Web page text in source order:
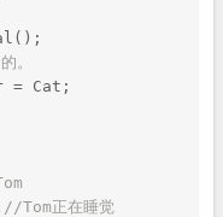
。
= Cat;
//Tom正在睡觉